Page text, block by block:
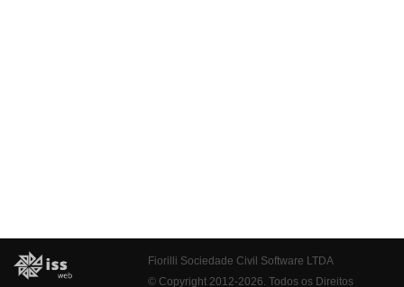
Fiorilli Sociedade Civil Software LTDA
© Copyright 2012-2026. Todos os Direitos